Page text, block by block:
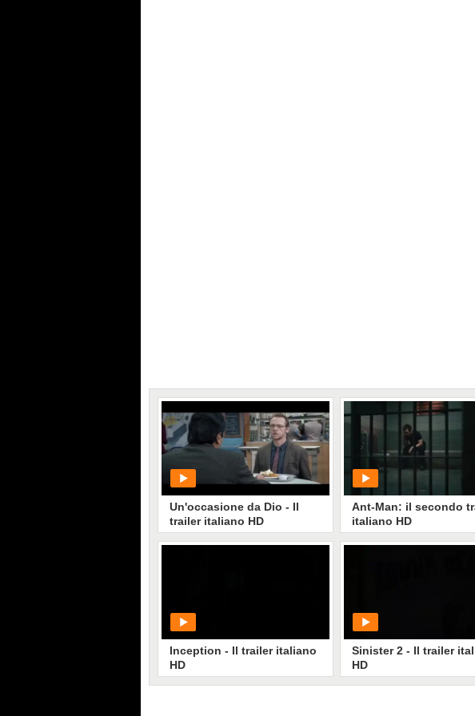
Un'occasione da Dio - Il
trailer italiano HD
151
Inception - Il trailer italiano
HD
Ant-Man: il secondo
italiano HD
499
Sinister 2 - Il trailer
HD